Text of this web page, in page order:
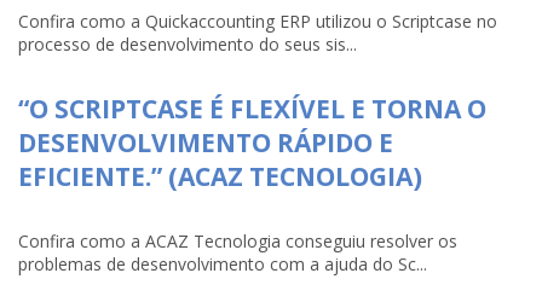
Confira como a Quickaccounting ERP utilizou o Scriptcase no
processo de desenvolvimento do seus sis...
“O SCRIPTCASE É FLEXÍVEL E TORNA O
DESENVOLVIMENTO RÁPIDO E
EFICIENTE.” (ACAZ TECNOLOGIA)
Confira como a ACAZ Tecnologia conseguiu resolver os
problemas de desenvolvimento com a ajuda do Sc...